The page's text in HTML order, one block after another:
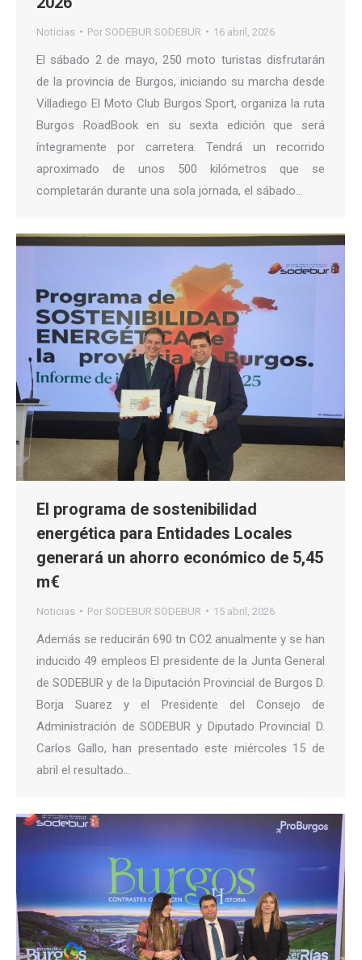
Noticias Por SODEBUR SODEBUR 16 abril, 2026
El sábado 2 de mayo, 250 moto turistas disfrutarán
de la provincia de Burgos, iniciando su marcha desde
Villadiego El Moto Club Burgos Sport, organiza la ruta
Burgos RoadBook en su sexta edición que será
íntegramente por carretera. Tendrá un recorrido
aproximado de unos 500 kilómetros que se
completarán durante una sola jornada, el sábado…
El programa de sostenibilidad
energética para Entidades Locales
generará un ahorro económico de 5,45
m€
Noticias Por SODEBUR SODEBUR 15 abril, 2026
Además se reducirán 690 tn CO2 anualmente y se han
inducido 49 empleos El presidente de la Junta General
de SODEBUR y de la Diputación Provincial de Burgos D.
Borja Suarez y el Presidente del Consejo de
Administración de SODEBUR y Diputado Provincial D.
Carlos Gallo, han presentado este miércoles 15 de
abril el resultado…